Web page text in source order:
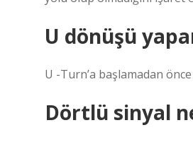
U dönüşü
U -Turn’a başlamadan
Dörtlü sinyal